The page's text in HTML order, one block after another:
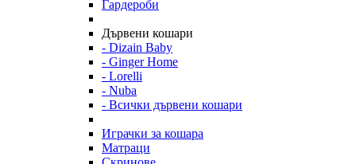
Гардероби
Дървени кошари
- Dizain Baby
- Ginger Home
- Lorelli
- Nuba
- Всички дървени кошари
Играчки за кошара
Матраци